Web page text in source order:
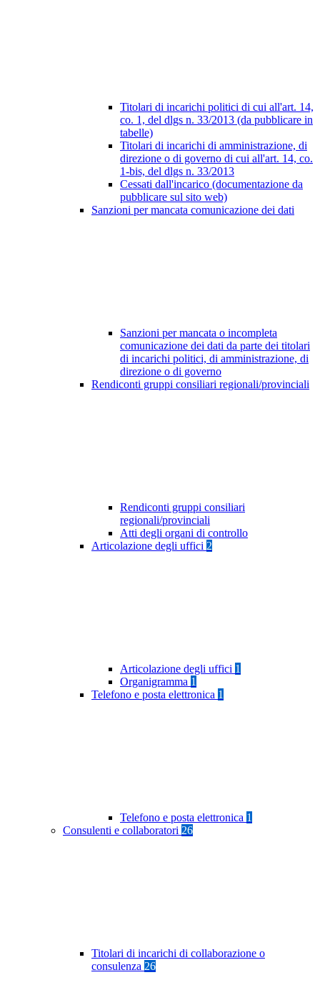
Titolari di incarichi politici di cui all'art. 14,
co. 1, del dlgs n. 33/2013 (da pubblicare in
tabelle)
Titolari di incarichi di amministrazione, di
direzione o di governo di cui all'art. 14, co.
1-bis, del dlgs n. 33/2013
Cessati dall'incarico (documentazione da
pubblicare sul sito web)
Sanzioni per mancata comunicazione dei dati
Sanzioni per mancata o incompleta
comunicazione dei dati da parte dei titolari
di incarichi politici, di amministrazione, di
direzione o di governo
Rendiconti gruppi consiliari regionali/provinciali
Rendiconti gruppi consiliari
regionali/provinciali
Atti degli organi di controllo
Articolazione degli uffici 2
Articolazione degli uffici 1
Organigramma 1
Telefono e posta elettronica 1
Telefono e posta elettronica 1
Consulenti e collaboratori 26
Titolari di incarichi di collaborazione o
consulenza 26